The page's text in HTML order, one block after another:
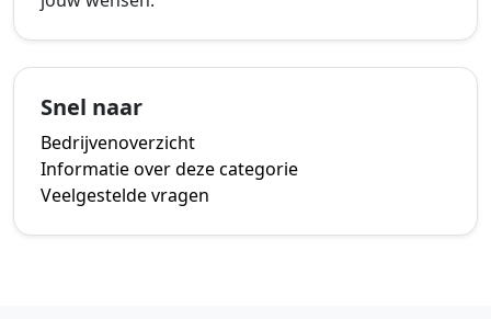
Snel naar
Bedrijvenoverzicht
Informatie over deze categorie
Veelgestelde vragen